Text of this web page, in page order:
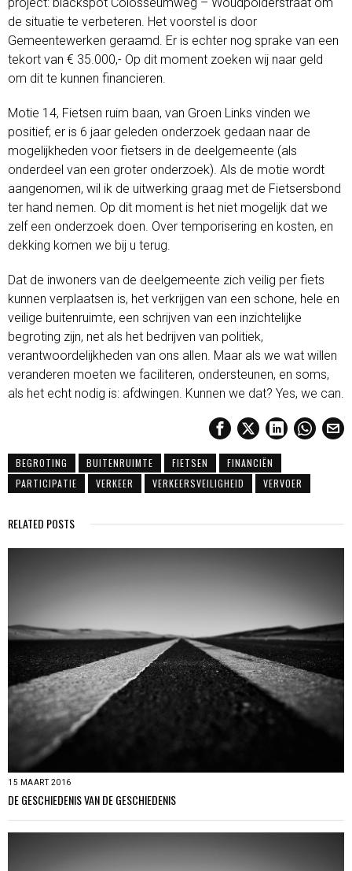
de situatie te verbeteren. Het voorstel is door
Gemeentewerken geraamd. Er is echter nog sprake van een
tekort van € 35.000,- Op dit moment zoeken wij naar geld
om dit te kunnen financieren.
Motie 14, Fietsen ruim baan, van Groen Links vinden we
positief; er is 6 jaar geleden onderzoek gedaan naar de
mogelijkheden voor fietsers in de deelgemeente (als
onderdeel van een groter onderzoek). Als de motie wordt
aangenomen, wil ik de uitwerking graag met de Fietsersbond
ter hand nemen. Op dit moment is het niet mogelijk dat we
zelf een onderzoek doen. Over temporisering en kosten, en
dekking komen we bij u terug.
Dat de inwoners van de deelgemeente zich veilig per fiets
kunnen verplaatsen is, het verkrijgen van een schone, hele en
veilige buitenruimte, een schrijven van een inzichtelijke
begroting zijn, net als het bedrijven van politiek,
verantwoordelijkheden van ons allen. Maar als we wat willen
veranderen moeten we faciliteren, ondersteunen, en soms,
als het echt nodig is: afdwingen. Kunnen we dat? Yes, we can.
BEGROTING BUITENRUIMTE FIETSEN
FINANCIËN
PARTICIPATIE
VERKEER VERKEERSVEILIGHEID VERVOER
RELATED POSTS
15 MAART 2016
DE GESCHIEDENIS VAN DE GESCHIEDENIS